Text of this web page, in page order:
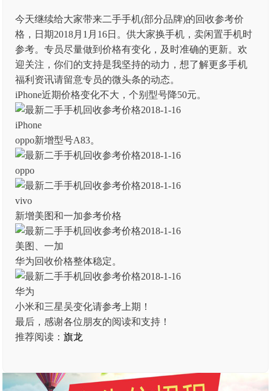
今天继续给大家带来二手手机(部分品牌)的回收参考价
格，日期2018月1月16日。供大家换手机，卖闲置手机时
参考。专员尽量做到价格有变化，及时准确的更新。欢
迎关注，你们的支持是我坚持的动力，想了解更多手机
福利资讯请留意专员的微头条的动态。
iPhone近期价格变化不大，个别型号降50元。
iPhone
oppo新增型号A83。
oppo
vivo
新增美图和一加参考价格
美图、一加
华为回收价格整体稳定。
华为
小米和三星吴变化请参考上期！
最后，感谢各位朋友的阅读和支持！
推荐阅读：旗龙